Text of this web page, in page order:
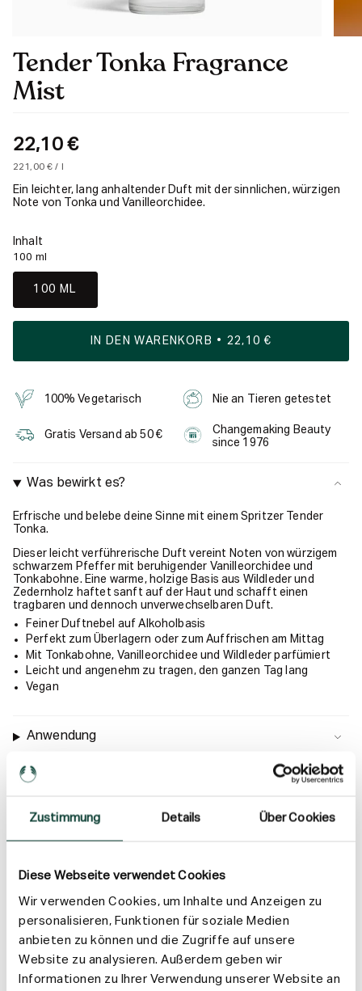
Zustimmung Details Über Cookies
Diese Webseite verwendet Cookies
Wir verwenden Cookies, um Inhalte und Anzeigen zu
personalisieren, Funktionen für soziale Medien
anbieten zu können und die Zugriffe auf unsere
Website zu analysieren. Außerdem geben wir
Informationen zu Ihrer Verwendung unserer Website an
Tender Tonka Fragrance
Mist
22,10 €
Einheitspreis
221,00 € /pro
Ein leichter, lang anhaltender Duft mit der sinnlichen, würzigen
Note von Tonka und Vanilleorchidee.
Inhalt
100 ml
100 ML
IN DEN WARENKORB 22,10 €
100% Vegetarisch Nie an Tieren getestet
Gratis Versand ab 50 €
Changemaking Beauty
since 1976
Was bewirkt es?
Erfrische und belebe deine Sinne mit einem Spritzer Tender
Tonka.
Dieser leicht verführerische Duft vereint Noten von würzigem
schwarzem Pfeffer mit beruhigender Vanilleorchidee und
Tonkabohne. Eine warme, holzige Basis aus Wildleder und
Zedernholz haftet sanft auf der Haut und schafft einen
tragbaren und dennoch unverwechselbaren Duft.
Feiner Duftnebel auf Alkoholbasis
Perfekt zum Überlagern oder zum Auffrischen am Mittag
Mit Tonkabohne, Vanilleorchidee und Wildleder parfümiert
Leicht und angenehm zu tragen, den ganzen Tag lang
Vegan
Anwendung
Inhaltsstoffe
Versand & Rückgabe